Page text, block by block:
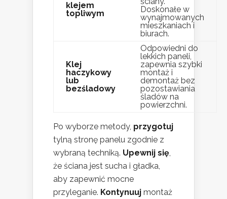
klejem
topliwym
Doskonałe w
wynajmowanych
mieszkaniach i
biurach.
Klej
haczykowy
lub
bezśladowy
Odpowiedni do
lekkich paneli,
zapewnia szybki
montaż i
demontaż bez
pozostawiania
śladów na
powierzchni.
Po wyborze metody, przygotuj
tylną stronę panelu zgodnie z
wybraną techniką. Upewnij się,
że ściana jest sucha i gładka,
aby zapewnić mocne
przyleganie. Kontynuuj montaż